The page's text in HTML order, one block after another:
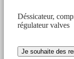
Déssicateur,
régulateur valves
Je souhaite des